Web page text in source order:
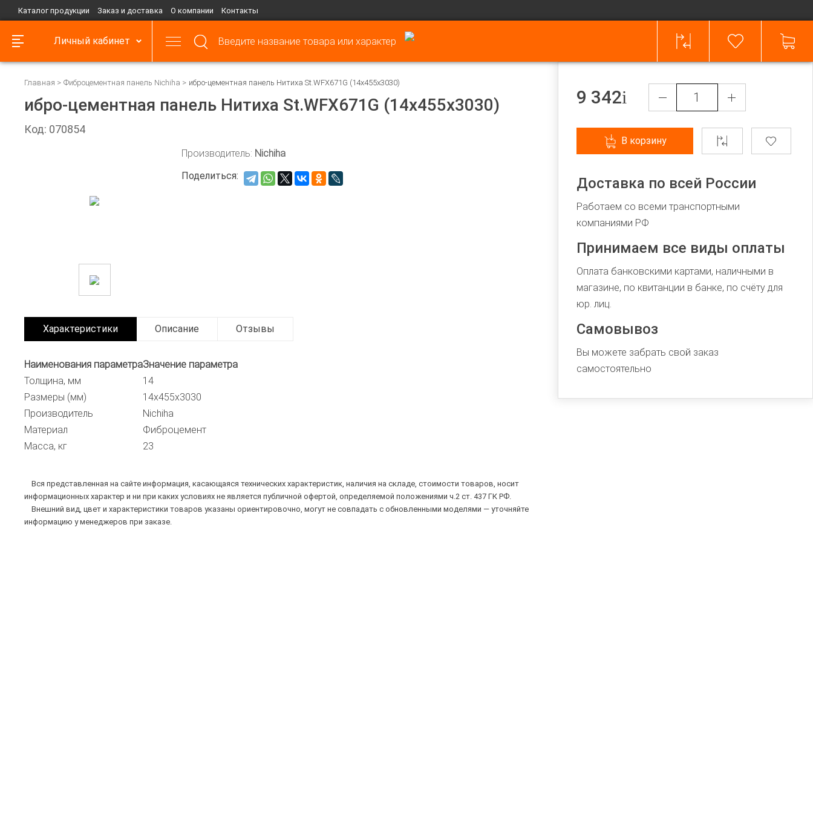
Каталог продукции Заказ и доставка О компании Контакты
Личный кабинет
Главная Фиброцементная панель Nichiha ибро-цементная панель Нитиха St.WFX671G (14х455х3030)
ибро-цементная панель Нитиха St.WFX671G (14х455х3030)
Код: 070854
Производитель: Nichiha
Поделиться:
Характеристики Описание Отзывы
Наименования параметраЗначение параметра
Толщина, мм
14
Размеры (мм)
14х455х3030
Производитель
Nichiha
Материал
Фиброцемент
Масса, кг
23
Вся представленная на сайте информация, касающаяся технических характеристик, наличия на складе, стоимости товаров, носит
информационных характер и ни при каких условиях не является публичной офертой, определяемой положениями ч.2 ст. 437 ГК РФ.
Внешний вид, цвет и характеристики товаров указаны ориентировочно, могут не совпадать с обновленными моделями — уточняйте
информацию у менеджеров при заказе.
9 342
В корзину
Доставка по всей России
Работаем со всеми транспортными
компаниями РФ
Принимаем все виды оплаты
Оплата банковскими картами, наличными в
магазине, по квитанции в банке, по счёту для
юр. лиц.
Самовывоз
Вы можете забрать свой заказ
самостоятельно